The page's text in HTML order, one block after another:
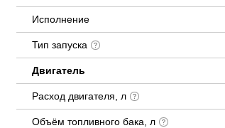
Исполнение
Тип запуска
Двигатель
Расход двигателя, л
Объём топливного бака, л